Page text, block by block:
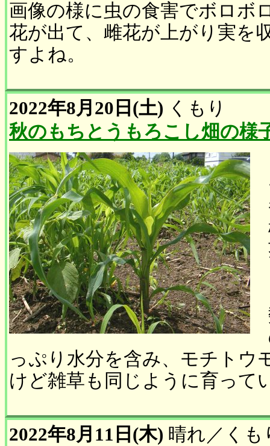
画像の様に虫の食害でボロボ
花が出て、雌花が上がり実を
すよね。
2022年8月20日(土) くもり
秋のもちとうもろこし畑の様
っぷり水分を含み、モチトウ
けど雑草も同じように育って
2022年8月11日(木) 晴れ ／ くも